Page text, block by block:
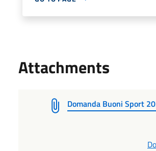
Attachments
Domanda Buoni Sport